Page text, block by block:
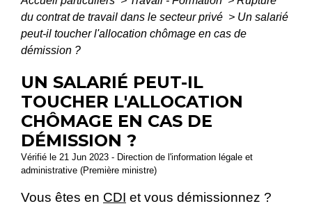
du contrat de travail dans le secteur privé > Un salarié
peut-il toucher l'allocation chômage en cas de
démission ?
UN SALARIÉ PEUT-IL
TOUCHER L'ALLOCATION
CHÔMAGE EN CAS DE
DÉMISSION ?
Vérifié le 21 Jun 2023 - Direction de l'information légale et
administrative (Première ministre)
Vous êtes en CDI et vous démissionnez ?